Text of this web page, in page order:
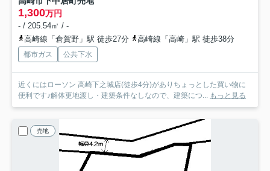
1,300万円
- / 205.54㎡ / -
高崎線「倉賀野」駅 徒歩27分
高崎線「高崎」駅 徒歩38分
都市ガス 公共下水
近くにはローソン 高崎下之城店(徒歩4分)がありちょっとした買い物に
便利です♪解体更地渡し・建築条件なしなので、建築につ... もっと見る
売地